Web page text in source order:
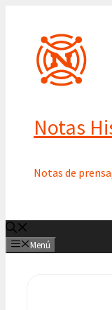
contenido
Notas
Notas de
Menú